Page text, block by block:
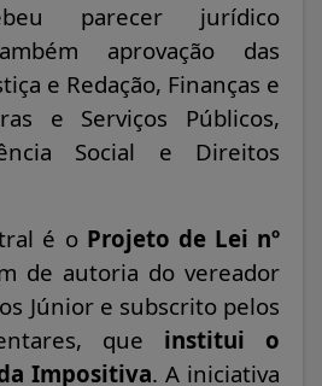
parecer jurídico
aprovação das
e Redação, Finanças e
e Serviços Públicos,
Social e Direitos
é o Projeto de Lei nº
de autoria do vereador
Júnior e subscrito pelos
que institui o
Impositiva. A iniciativa